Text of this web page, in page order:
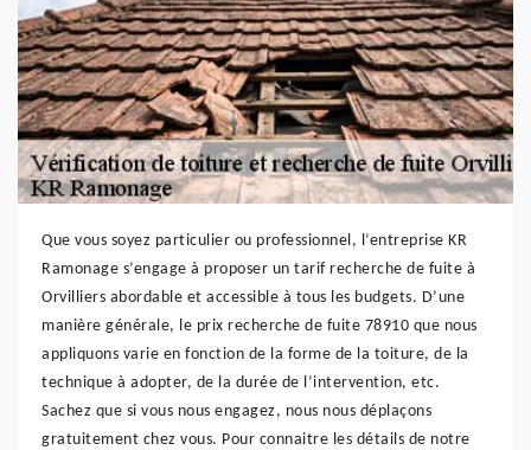
Que vous soyez particulier ou professionnel, l’entreprise KR
Ramonage s’engage à proposer un tarif recherche de fuite à
Orvilliers abordable et accessible à tous les budgets. D’une
manière générale, le prix recherche de fuite 78910 que nous
appliquons varie en fonction de la forme de la toiture, de la
technique à adopter, de la durée de l’intervention, etc.
Sachez que si vous nous engagez, nous nous déplaçons
gratuitement chez vous. Pour connaitre les détails de notre